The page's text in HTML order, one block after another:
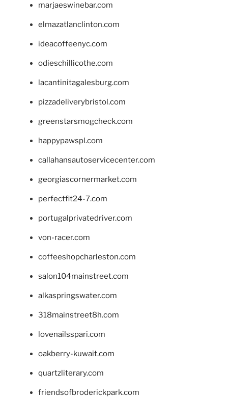
marjaeswinebar.com
elmazatlanclinton.com
ideacoffeenyc.com
odieschillicothe.com
lacantinitagalesburg.com
pizzadeliverybristol.com
greenstarsmogcheck.com
happypawspl.com
callahansautoservicecenter.com
georgiascornermarket.com
perfectfit24-7.com
portugalprivatedriver.com
von-racer.com
coffeeshopcharleston.com
salon104mainstreet.com
alkaspringswater.com
318mainstreet8h.com
lovenailsspari.com
oakberry-kuwait.com
quartzliterary.com
friendsofbroderickpark.com